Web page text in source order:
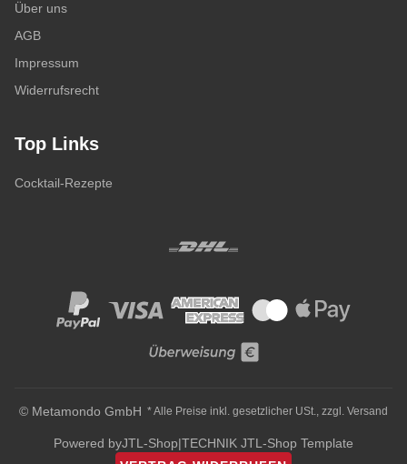
Über uns
AGB
Impressum
Widerrufsrecht
Top Links
Cocktail-Rezepte
© Metamondo GmbH * Alle Preise inkl. gesetzlicher USt., zzgl. Versand
Powered byJTL-Shop|TECHNIK JTL-Shop Template